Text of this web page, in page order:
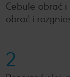
Cebule obrać
obrać i
2